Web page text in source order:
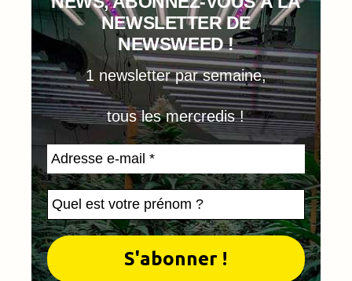
NEWSLETTER DE
NEWSWEED !
1 newsletter par semaine,
tous les mercredis !